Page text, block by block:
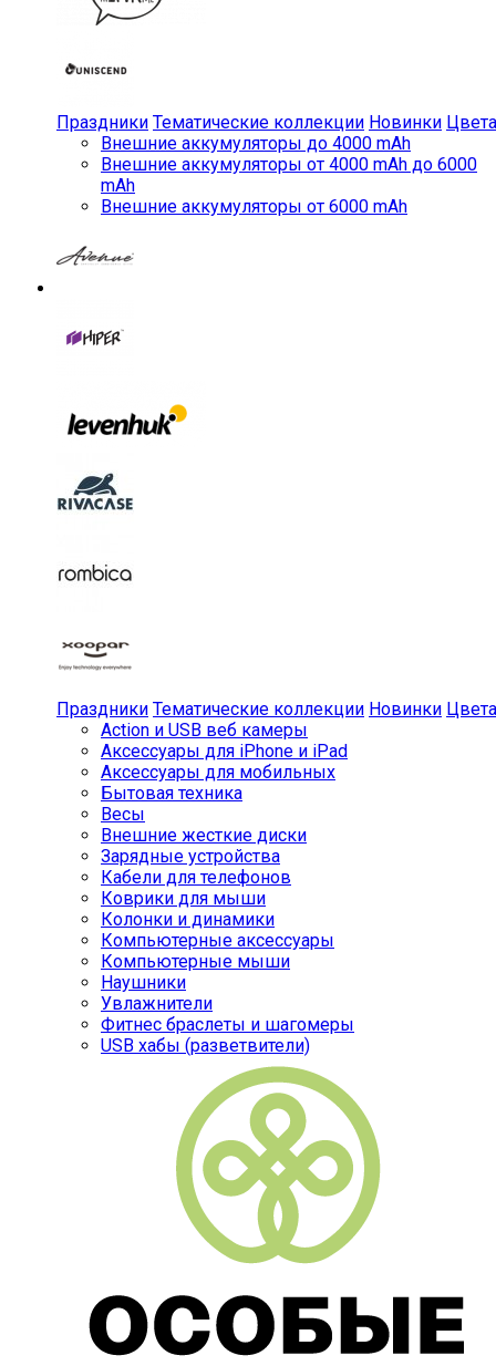
Праздники Тематические коллекции Новинки Цвета
Внешние аккумуляторы до 4000 mAh
Внешние аккумуляторы от 4000 mAh до 6000
mAh
Внешние аккумуляторы от 6000 mAh
Праздники Тематические коллекции Новинки Цвета
Action и USB веб камеры
Аксессуары для iPhone и iPad
Аксессуары для мобильных
Бытовая техника
Весы
Внешние жесткие диски
Зарядные устройства
Кабели для телефонов
Коврики для мыши
Колонки и динамики
Компьютерные аксессуары
Компьютерные мыши
Наушники
Увлажнители
Фитнес браслеты и шагомеры
USB хабы (разветвители)